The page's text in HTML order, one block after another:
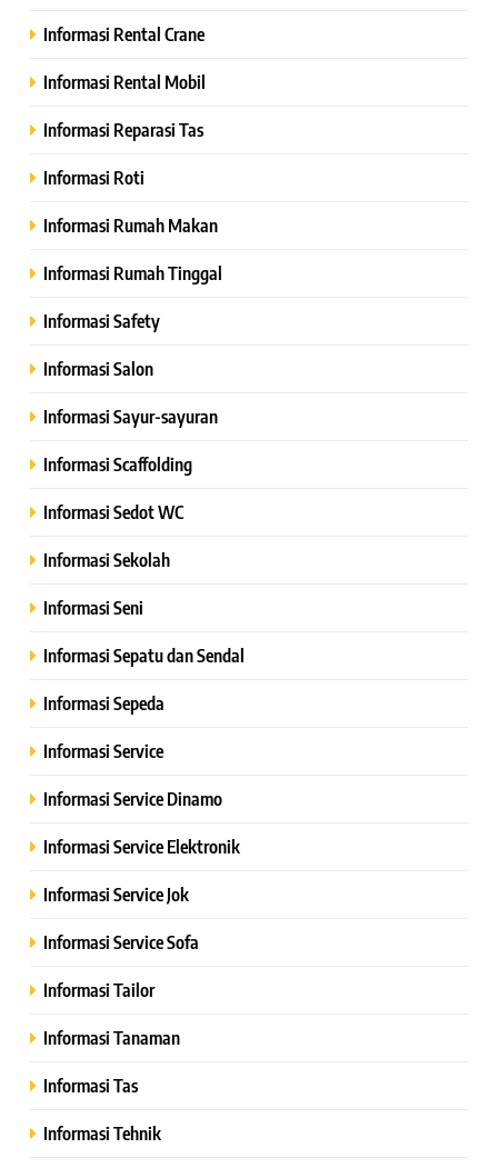
Informasi Rental Crane
Informasi Rental Mobil
Informasi Reparasi Tas
Informasi Roti
Informasi Rumah Makan
Informasi Rumah Tinggal
Informasi Safety
Informasi Salon
Informasi Sayur-sayuran
Informasi Scaffolding
Informasi Sedot WC
Informasi Sekolah
Informasi Seni
Informasi Sepatu dan Sendal
Informasi Sepeda
Informasi Service
Informasi Service Dinamo
Informasi Service Elektronik
Informasi Service Jok
Informasi Service Sofa
Informasi Tailor
Informasi Tanaman
Informasi Tas
Informasi Tehnik